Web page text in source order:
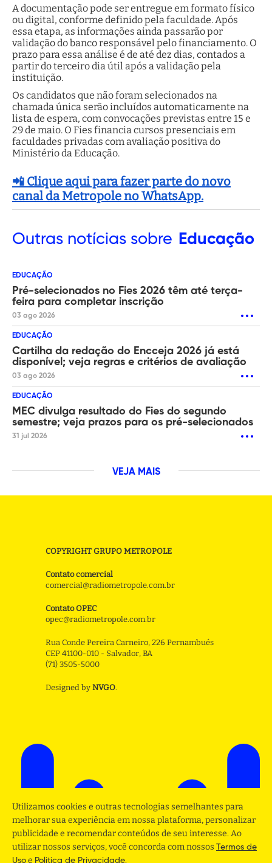
A documentação pode ser entregue em formato físico
ou digital, conforme definido pela faculdade. Após
essa etapa, as informações ainda passarão por
validação do banco responsável pelo financiamento. O
prazo para essa análise é de até dez dias, contados a
partir do terceiro dia útil após a validação pela
instituição.
Os candidatos que não foram selecionados na
chamada única serão incluídos automaticamente na
lista de espera, com convocações previstas entre 15 e
29 de maio. O Fies financia cursos presenciais em
faculdades privadas com avaliação positiva do
Ministério da Educação.
📲 Clique aqui para fazer parte do novo
canal da Metropole no WhatsApp.
Outras notícias sobre Educação
EDUCAÇÃO
Pré-selecionados no Fies 2026 têm até terça-
feira para completar inscrição
03 ago 2026
EDUCAÇÃO
Cartilha da redação do Encceja 2026 já está
disponível; veja regras e critérios de avaliação
03 ago 2026
EDUCAÇÃO
MEC divulga resultado do Fies do segundo
semestre; veja prazos para os pré-selecionados
31 jul 2026
VEJA MAIS
COPYRIGHT GRUPO METROPOLE
Contato comercial
comercial@radiometropole.com.br
Contato OPEC
opec@radiometropole.com.br
Rua Conde Pereira Carneiro, 226 Pernambués
CEP 41100-010 - Salvador, BA
(71) 3505-5000
Designed by NVGO.
Utilizamos cookies e outras tecnologias semelhantes para
melhorar sua experiência em nossa plataforma, personalizar
publicidade e recomendar conteúdos de seu interesse. Ao
utilizar nossos serviços, você concorda com nossos Termos de
Uso e Politica de Privacidade.